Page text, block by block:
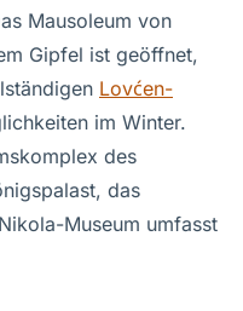
Mausoleum von
Gipfel ist geöffnet,
Lovćen-
im Winter.
des
das
Museum umfasst